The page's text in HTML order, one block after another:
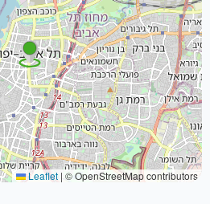
Leaflet | © OpenStreetMap contributors